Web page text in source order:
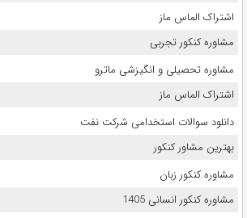
اشتراک الماس ماز
مشاوره کنکور تجربی
مشاوره تحصیلی و انگیزشی ماترو
اشتراک الماس ماز
دانلود سوالات استخدامی شرکت نفت
بهترین مشاور کنکور
مشاوره کنکور زبان
مشاوره کنکور انسانی 1405